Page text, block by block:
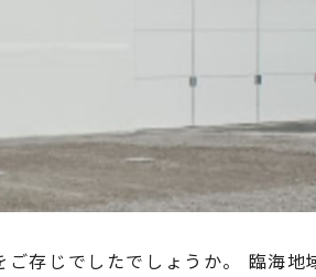
存じでしたでしょうか。 臨海地